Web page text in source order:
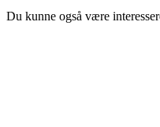
Du kunne også være